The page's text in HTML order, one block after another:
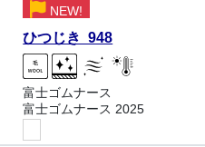
NEW!
ひつじき 948
富士ゴムナース
富士ゴムナース 2025